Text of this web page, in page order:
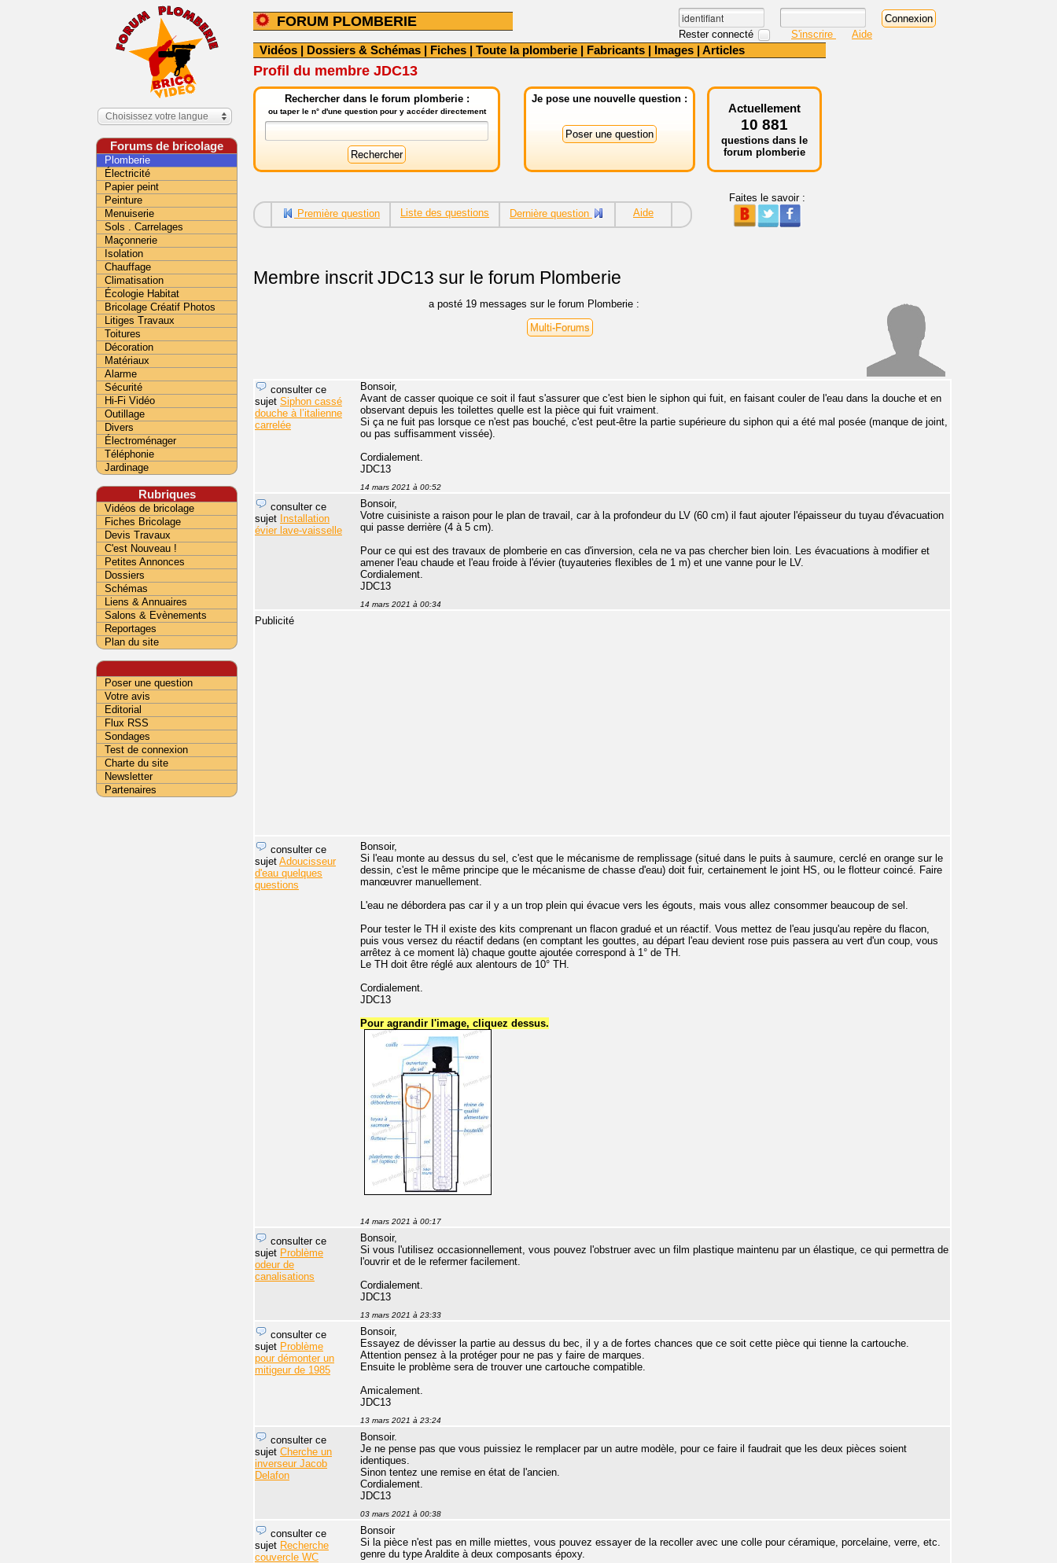
FORUM PLOMBERIE
Rester connecté S'inscrire Aide
Vidéos | Dossiers & Schémas | Fiches | Toute la plomberie | Fabricants | Images | Articles
Profil du membre JDC13
Rechercher dans le forum plomberie :
ou taper le n° d'une question pour y accéder directement
Je pose une nouvelle question :
Actuellement
10 881
questions dans le
forum plomberie
Première question Liste des questions Dernière question Aide
Faites le savoir :
Membre inscritJDC13 sur le forum Plomberie
a posté 19 messages sur le forum Plomberie :
Multi-Forums
Bonsoir,
Avant de casser quoique ce soit il faut s'assurer que c'est bien le siphon qui fuit, en faisant couler de l'eau dans la douche et en
observant depuis les toilettes quelle est la pièce qui fuit vraiment.
Si ça ne fuit pas lorsque ce n'est pas bouché, c'est peut-être la partie supérieure du siphon qui a été mal posée (manque de joint,
ou pas suffisamment vissée).
Cordialement.
JDC13
14 mars 2021 à 00:52
consulter ce
sujet Siphon cassé
douche à l’italienne
carrelée
Bonsoir,
Votre cuisiniste a raison pour le plan de travail, car à la profondeur du LV (60 cm) il faut ajouter l'épaisseur du tuyau d'évacuation
qui passe derrière (4 à 5 cm).
Pour ce qui est des travaux de plomberie en cas d'inversion, cela ne va pas chercher bien loin. Les évacuations à modifier et
amener l'eau chaude et l'eau froide à l'évier (tuyauteries flexibles de 1 m) et une vanne pour le LV.
Cordialement.
JDC13
14 mars 2021 à 00:34
consulter ce
sujet Installation
évier lave-vaisselle
Publicité
Bonsoir,
Si l'eau monte au dessus du sel, c'est que le mécanisme de remplissage (situé dans le puits à saumure, cerclé en orange sur le
dessin, c'est le même principe que le mécanisme de chasse d'eau) doit fuir, certainement le joint HS, ou le flotteur coincé. Faire
manœuvrer manuellement.
L'eau ne débordera pas car il y a un trop plein qui évacue vers les égouts, mais vous allez consommer beaucoup de sel.
Pour tester le TH il existe des kits comprenant un flacon gradué et un réactif. Vous mettez de l'eau jusqu'au repère du flacon,
puis vous versez du réactif dedans (en comptant les gouttes, au départ l'eau devient rose puis passera au vert d'un coup, vous
arrêtez à ce moment là) chaque goutte ajoutée correspond à 1° de TH.
Le TH doit être réglé aux alentours de 10° TH.
Cordialement.
JDC13
Pour agrandir l'image, cliquez dessus.
14 mars 2021 à 00:17
consulter ce
sujet Adoucisseur
d'eau quelques
questions
Bonsoir,
Si vous l'utilisez occasionnellement, vous pouvez l'obstruer avec un film plastique maintenu par un élastique, ce qui permettra de
l'ouvrir et de le refermer facilement.
Cordialement.
JDC13
13 mars 2021 à 23:33
consulter ce
sujet Problème
odeur de
canalisations
Bonsoir,
Essayez de dévisser la partie au dessus du bec, il y a de fortes chances que ce soit cette pièce qui tienne la cartouche.
Attention pensez à la protéger pour ne pas y faire de marques.
Ensuite le problème sera de trouver une cartouche compatible.
Amicalement.
JDC13
13 mars 2021 à 23:24
consulter ce
sujet Problème
pour démonter un
mitigeur de 1985
Bonsoir.
Je ne pense pas que vous puissiez le remplacer par un autre modèle, pour ce faire il faudrait que les deux pièces soient
identiques.
Sinon tentez une remise en état de l'ancien.
Cordialement.
JDC13
03 mars 2021 à 00:38
consulter ce
sujet Cherche un
inverseur Jacob
Delafon
Bonsoir
Si la pièce n'est pas en mille miettes, vous pouvez essayer de la recoller avec une colle pour céramique, porcelaine, verre, etc.
genre du type Araldite à deux composants époxy.
consulter ce
sujet Recherche
couvercle WC
Choisissez votre langue
Forums de bricolage
Plomberie
Électricité
Papier peint
Peinture
Menuiserie
Sols . Carrelages
Maçonnerie
Isolation
Chauffage
Climatisation
Écologie Habitat
Bricolage Créatif Photos
Litiges Travaux
Toitures
Décoration
Matériaux
Alarme
Sécurité
Hi-Fi Vidéo
Outillage
Divers
Électroménager
Téléphonie
Jardinage
Rubriques
Vidéos de bricolage
Fiches Bricolage
Devis Travaux
C'est Nouveau !
Petites Annonces
Dossiers
Schémas
Liens & Annuaires
Salons & Evènements
Reportages
Plan du site
Poser une question
Votre avis
Editorial
Flux RSS
Sondages
Test de connexion
Charte du site
Newsletter
Partenaires